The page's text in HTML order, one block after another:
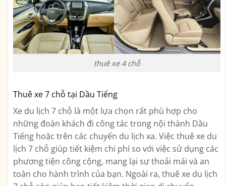
thuê xe 4 chỗ
Thuê xe 7 chỗ tại Dầu Tiếng
Xe du lịch 7 chỗ là một lựa chọn rất phù hợp cho
những đoàn khách đi công tác trong nội thành Dầu
Tiếng hoặc trên các chuyến du lịch xa. Việc thuê xe du
lịch 7 chỗ giúp tiết kiệm chi phí so với việc sử dụng các
phương tiện công cộng, mang lại sự thoải mái và an
toàn cho hành trình của bạn. Ngoài ra, thuê xe du lịch